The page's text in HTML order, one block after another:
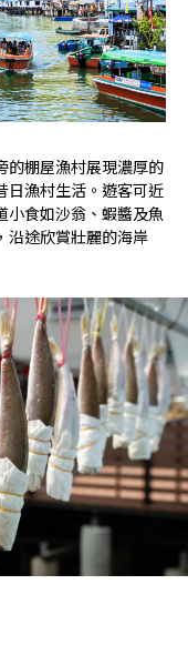
的棚屋漁村展現濃厚的
日漁村生活。遊客可近
小食如沙翁、蝦醬及魚
沿途欣賞壯麗的海岸